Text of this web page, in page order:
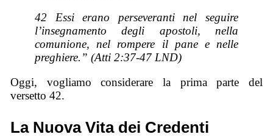
42 Essi erano perseveranti nel seguire
l’insegnamento degli apostoli, nella
comunione, nel rompere il pane e nelle
preghiere.” (Atti 2:37-47 LND)
Oggi, vogliamo considerare la prima parte del
versetto 42.
La Nuova Vita dei Credenti